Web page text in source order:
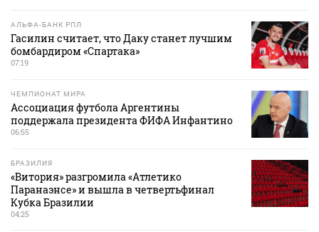
АЛЬФА-БАНК РПЛ
Гасилин считает, что Даку станет лучшим
бомбардиром «Спартака»
07:19
ЧЕМПИОНАТ МИРА
Ассоциация футбола Аргентины
поддержала президента ФИФА Инфантино
06:55
БРАЗИЛИЯ
«Витория» разгромила «Атлетико
Паранаэнсе» и вышла в четвертьфинал
Кубка Бразилии
04:25